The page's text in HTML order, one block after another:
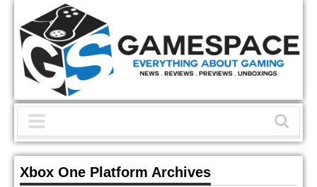
Xbox One Platform Archives